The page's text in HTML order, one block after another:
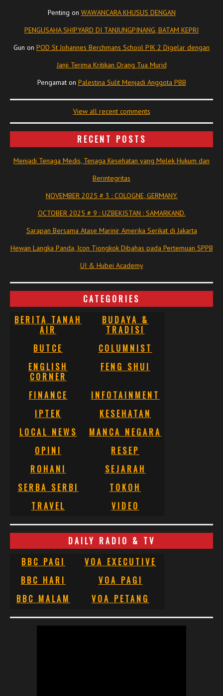
Penting on WAWANCARA KHUSUS DENGAN
PENGUSAHA SHIPYARD DI TANJUNGPINANG, BATAM KEPRI
Gun on POD St Johannes Berchmans School PIK 2 Digelar dengan
Janji Terima Kritikan Orang Tua Murid
Pengamaton Palestina Sulit Menjadi Anggota PBB
View all recent comments
RECENT POSTS
Menjadi Tenaga Medis, Tenaga Kesehatan yang Melek Hukum dan
Berintegritas
NOVEMBER 2025 # 3 : COLOGNE, GERMANY.
OCTOBER 2025 # 9 : UZBEKISTAN : SAMARKAND.
Sarapan Bersama Atase Marinir Amerika Serikat di Jakarta
Hewan Langka Panda, Icon Tiongkok Dibahas pada Pertemuan SPPB
UI & Hubei Academy
CATEGORIES
BERITA TANAH
AIR
BUDAYA &
TRADISI
BUTCE
COLUMNIST
ENGLISH
CORNER
FENG SHUI
FINANCE
INFOTAINMENT
IPTEK
KESEHATAN
LOCAL NEWS
MANCA NEGARA
OPINI
RESEP
ROHANI
SEJARAH
SERBA SERBI
TOKOH
TRAVEL
VIDEO
DAILY RADIO & TV
BBC PAGI
VOA EXECUTIVE
BBC HARI
VOA PAGI
BBC MALAM
VOA PETANG